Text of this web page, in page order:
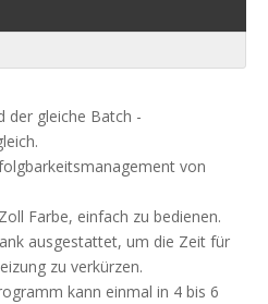
der gleiche Batch -
von
Farbe, einfach zu bedienen.
ausgestattet, um die Zeit für
zu verkürzen.
kann einmal in 4 bis 6